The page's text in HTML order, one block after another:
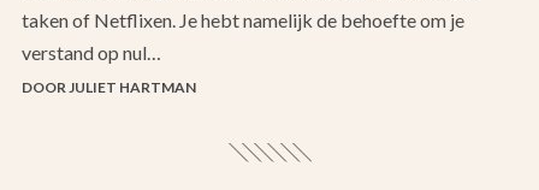
taken of Netflixen. Je hebt namelijk de behoefte om je
verstand op nul…
DOOR JULIET HARTMAN